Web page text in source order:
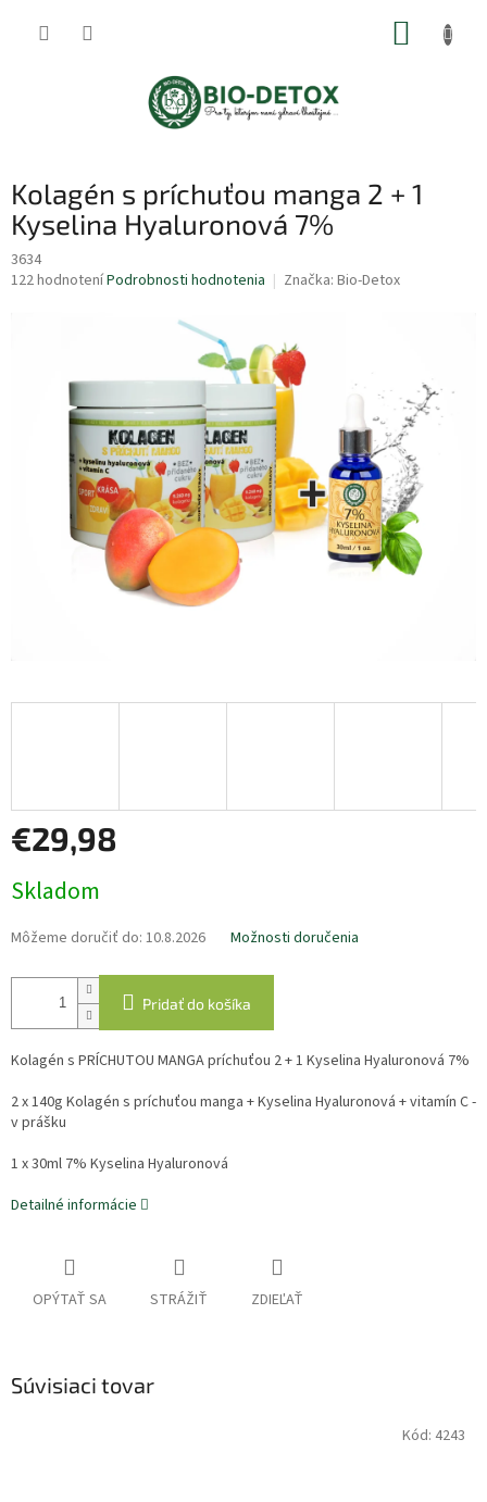
Kolagén s príchuťou manga 2 + 1
Kyselina Hyaluronová 7%
3634
Priemerné
hviezdičiek.
122 hodnoteníPodrobnosti hodnotenia Značka: Bio-Detox
€29,98
cena:
Skladom
Môžeme doručiť do: 10.8.2026 Možnosti doručenia
Pridať do košíka
Kolagén s PRÍCHUTOU MANGA príchuťou 2 + 1 Kyselina Hyaluronová 7%
2 x 140g Kolagén s príchuťou manga +Kyselina Hyaluronová + vitamín C-
v prášku
1 x 30ml 7% Kyselina Hyaluronová
Detailné informácie
OPÝTAŤ SA STRÁŽIŤ ZDIEĽAŤ
Súvisiaci tovar
Kód: 4243